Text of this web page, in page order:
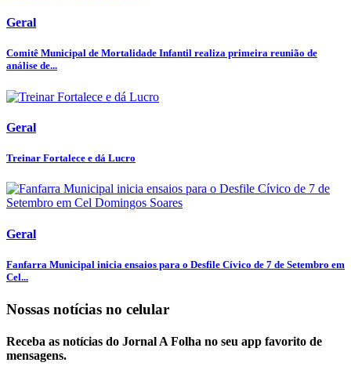
Geral
Comitê Municipal de Mortalidade Infantil realiza primeira reunião de
análise de...
Geral
Treinar Fortalece e dá Lucro
Geral
Fanfarra Municipal inicia ensaios para o Desfile Cívico de 7 de Setembro em
Cel...
Nossas notícias no celular
Receba as notícias do Jornal A Folha no seu app favorito de
mensagens.